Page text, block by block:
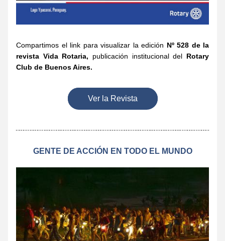
Compartimos el link para visualizar la edición Nº 528 de la
revista Vida Rotaria, publicación institucional del Rotary
Club de Buenos Aires.
Ver la Revista
GENTE DE ACCIÓN EN TODO EL MUNDO